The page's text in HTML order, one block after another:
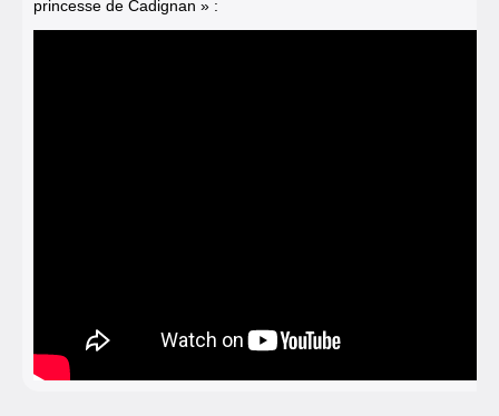
princesse de Cadignan » :